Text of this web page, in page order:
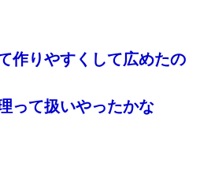
作りやすくして広めたの
って扱いやったかな